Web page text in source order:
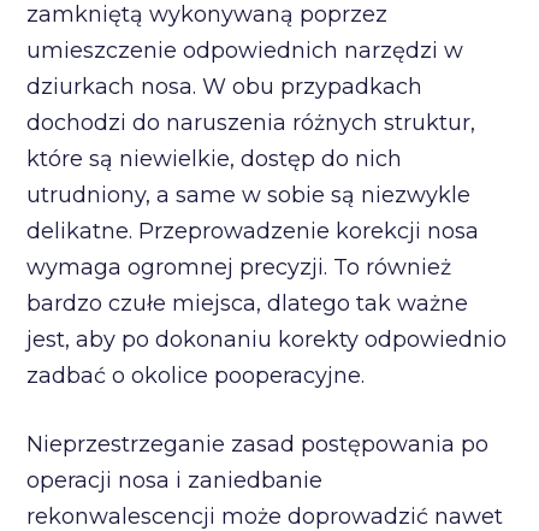
zamkniętą wykonywaną poprzez
umieszczenie odpowiednich narzędzi w
dziurkach nosa. W obu przypadkach
dochodzi do naruszenia różnych struktur,
które są niewielkie, dostęp do nich
utrudniony, a same w sobie są niezwykle
delikatne. Przeprowadzenie korekcji nosa
wymaga ogromnej precyzji. To również
bardzo czułe miejsca, dlatego tak ważne
jest, aby po dokonaniu korekty odpowiednio
zadbać o okolice pooperacyjne.
Nieprzestrzeganie zasad postępowania po
operacji nosa i zaniedbanie
rekonwalescencji może doprowadzić nawet